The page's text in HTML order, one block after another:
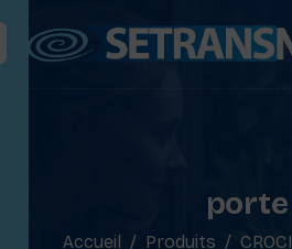
porte
Accueil Produits CROCI